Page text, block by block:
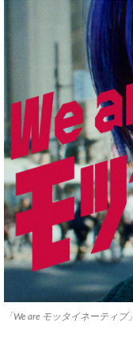
「We are モッタイネーティブ」